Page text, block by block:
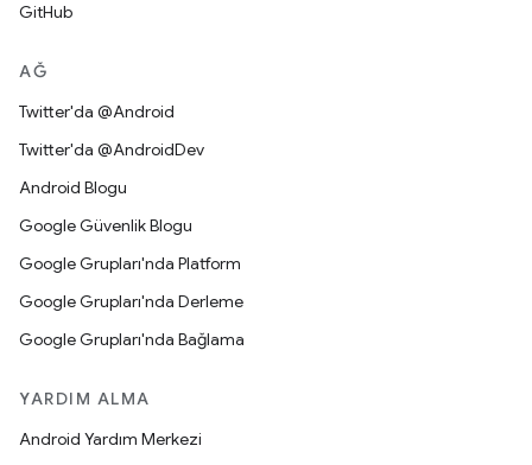
GitHub
AĞ
Twitter'da @Android
Twitter'da @AndroidDev
Android Blogu
Google Güvenlik Blogu
Google Grupları'nda Platform
Google Grupları'nda Derleme
Google Grupları'nda Bağlama
YARDIM ALMA
Android Yardım Merkezi